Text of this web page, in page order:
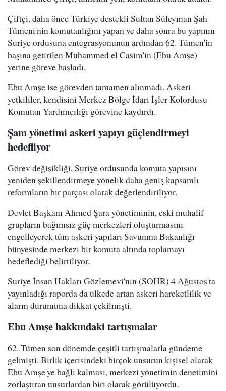
Çiftçi, daha önce Türkiye destekli Sultan Süleyman Şah
Tümeni'nin komutanlığını yapan ve daha sonra bu yapının
Suriye ordusuna entegrasyonunun ardından 62. Tümen'in
başına getirilen Muhammed el Casim'in (Ebu Amşe)
yerine göreve başladı.
Ebu Amşe ise görevden tamamen alınmadı. Askeri
yetkililer, kendisini Merkez Bölge İdari İşler Kolordusu
Komutan Yardımcılığı görevine kaydırdı.
Şam yönetimi askeri yapıyı güçlendirmeyi
hedefliyor
Görev değişikliği, Suriye ordusunda komuta yapısını
yeniden şekillendirmeye yönelik daha geniş kapsamlı
reformların bir parçası olarak değerlendiriliyor.
Devlet Başkanı Ahmed Şara yönetiminin, eski muhalif
grupların bağımsız güç merkezleri oluşturmasını
engelleyerek tüm askeri yapıları Savunma Bakanlığı
bünyesinde merkezi bir komuta altında toplamayı
hedeflediği belirtiliyor.
Suriye İnsan Hakları Gözlemevi'nin (SOHR) 4 Ağustos'ta
yayınladığı raporda da ülkede artan askeri hareketlilik ve
alarm durumuna dikkat çekilmişti.
Ebu Amşe hakkındaki tartışmalar
62. Tümen son dönemde çeşitli tartışmalarla gündeme
gelmişti. Birlik içerisindeki birçok unsurun kişisel olarak
Ebu Amşe'ye bağlı kalması, merkezi yönetimin denetimini
zorlaştıran unsurlardan biri olarak görülüyordu.